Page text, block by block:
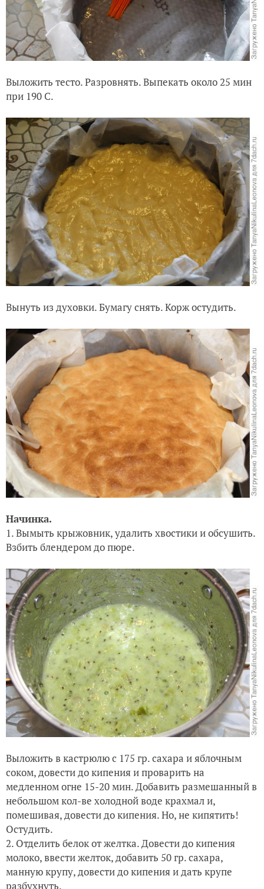
Выложить тесто. Разровнять. Выпекать около 25 мин
при 190 С.
Вынуть из духовки. Бумагу снять. Корж остудить.
Начинка.
1. Вымыть крыжовник, удалить хвостики и обсушить.
Взбить блендером до пюре.
Выложить в кастрюлю с 175 гр. сахара и яблочным
соком, довести до кипения и проварить на
медленном огне 15-20 мин. Добавить размешанный в
небольшом кол-ве холодной воде крахмал и,
помешивая, довести до кипения. Но, не кипятить!
Остудить.
2. Отделить белок от желтка. Довести до кипения
молоко, ввести желток, добавить 50 гр. сахара,
манную крупу, довести до кипения и дать крупе
разбухнуть.